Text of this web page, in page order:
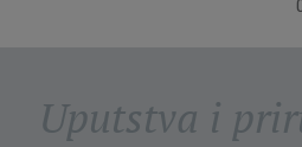
Uputstva i